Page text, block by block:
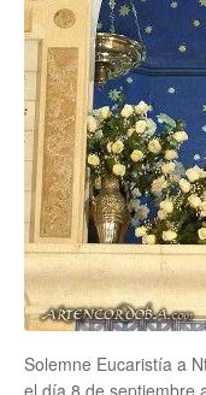
Solemne Eucaristía a
el día 8 de septiembre